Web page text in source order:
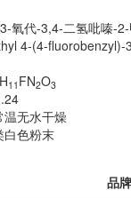
氧代-3,4-二氢吡嗪-
4-(4-
H11 FN2O3
温无水干燥
白色粉末
品牌